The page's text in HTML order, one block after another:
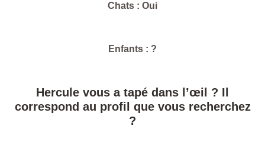
Chats : Oui
Enfants : ?
Hercule vous a tapé dans l’œil ? Il
correspond au profil que vous recherchez
?